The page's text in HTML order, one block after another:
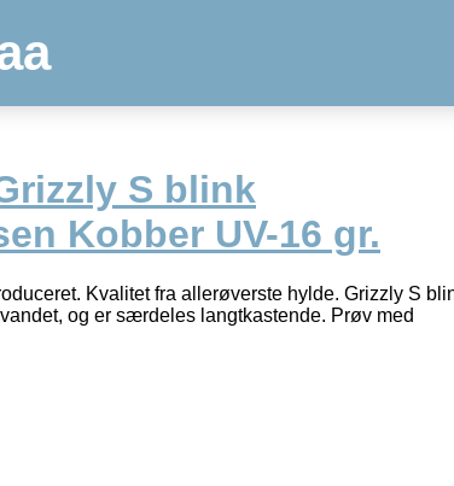
S blink
Kobber UV-16 gr.
Kvalitet fra allerøverste hylde. Grizzly S
og er særdeles langtkastende. Prøv med